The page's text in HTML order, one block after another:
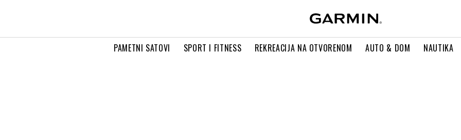
PAMETNI SATOVI SPORT I FITNESS REKREACIJA NA OTVORENOM AUTO & DOM NAUTIKA